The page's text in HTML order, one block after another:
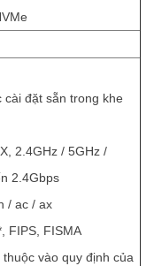
đặt sẵn trong khe
2.4GHz / 5GHz /
2.4Gbps
/ ac / ax
FIPS, FISMA
vào quy định của